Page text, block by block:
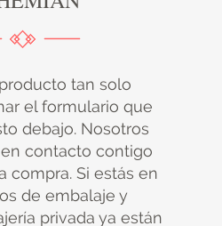
tan solo
el formulario que
debajo. Nosotros
contacto contigo
compra. Si estás en
de embalaje y
privada ya están